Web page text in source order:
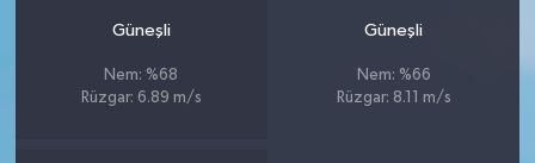
Güneşli
Nem: %68
Rüzgar: 6.89 m/s
Güneşli
Nem: %66
Rüzgar: 8.11 m/s